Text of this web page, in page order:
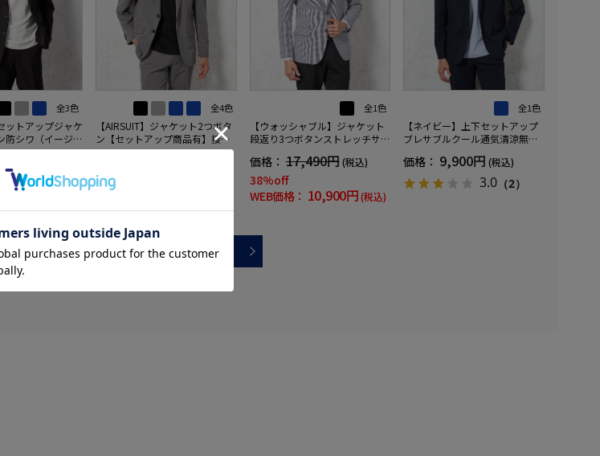
全3色
ットアップジャケ
防シワ（イージー
チ通年吸汗速乾
3.5（4）
全4色
【AIRSUIT】ジャケット2つボタ
ン【セットアップ商品有】接触
冷感吸汗速乾UVカット無地春夏
全1色
【ウォッシャブル】ジャケット
段返り3つボタンストレッチサッ
春夏
価格： 17,490円(税込)
38%off
WEB価格： 10,900円(税込)
全1色
【ネイビー】上下セットアップ
ブレサブルクール通気清涼無地
価格： 9,900円 (税込)
3.0 （2）
more